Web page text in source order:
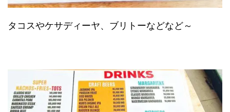
タコスやケサディーヤ、ブリトーなどなど～